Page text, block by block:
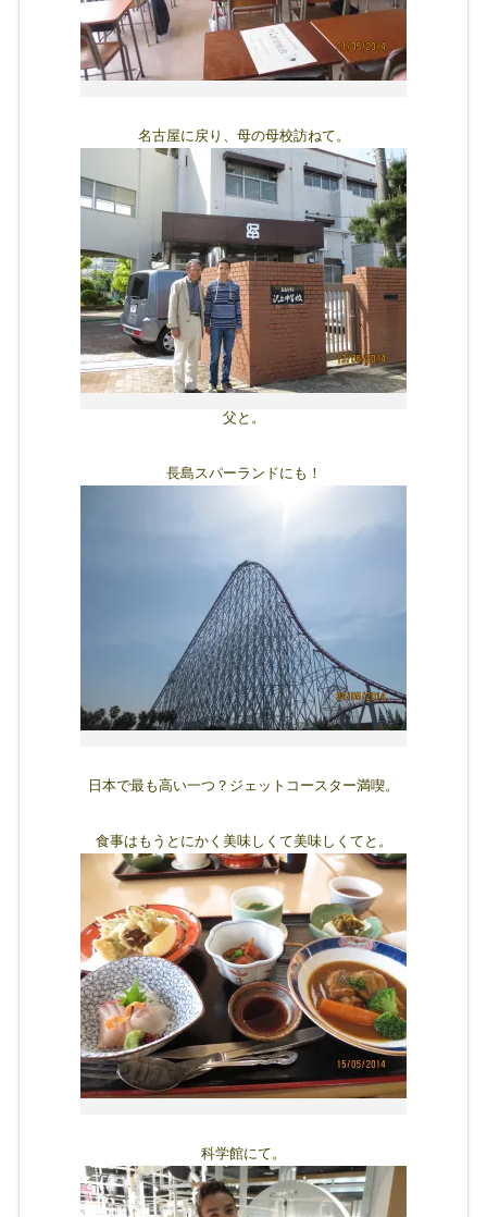
名古屋に戻り、母の母校訪ねて。
父と。
長島スパーランドにも！
日本で最も高い一つ？ジェットコースター満喫。
食事はもうとにかく美味しくて美味しくてと。
科学館にて。